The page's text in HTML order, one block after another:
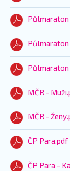
MČR -
MČR -
ČP Para.pdf
ČP Para -